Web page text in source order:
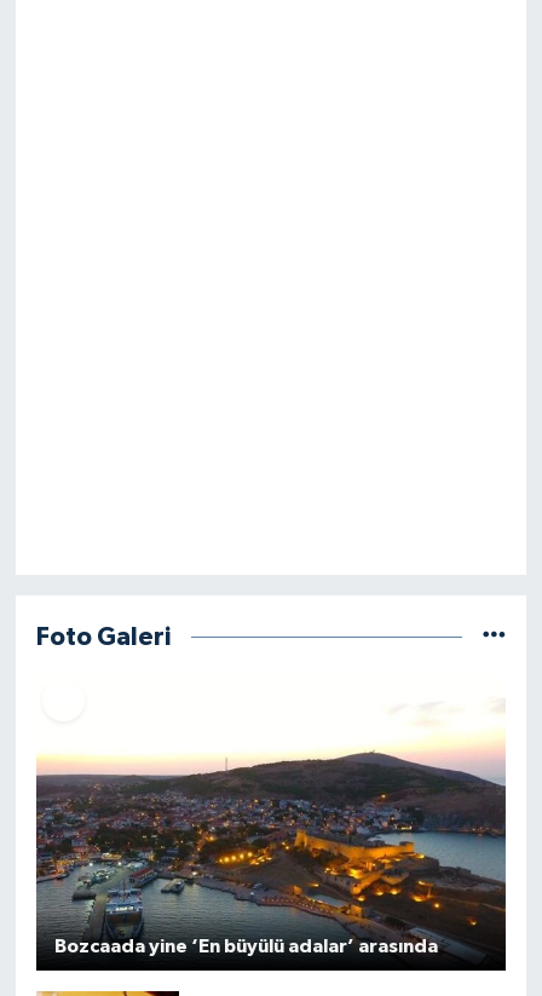
Foto Galeri
Bozcaada yine ‘En büyülü adalar’ arasında